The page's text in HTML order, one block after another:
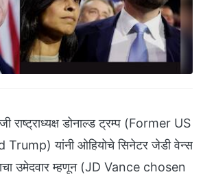
राष्ट्राध्यक्ष डोनाल्ड ट्रम्प (Former US
यांनी ओहियोचे सिनेटर जेडी वेन्स
उमेदवार म्हणून (JD Vance chosen